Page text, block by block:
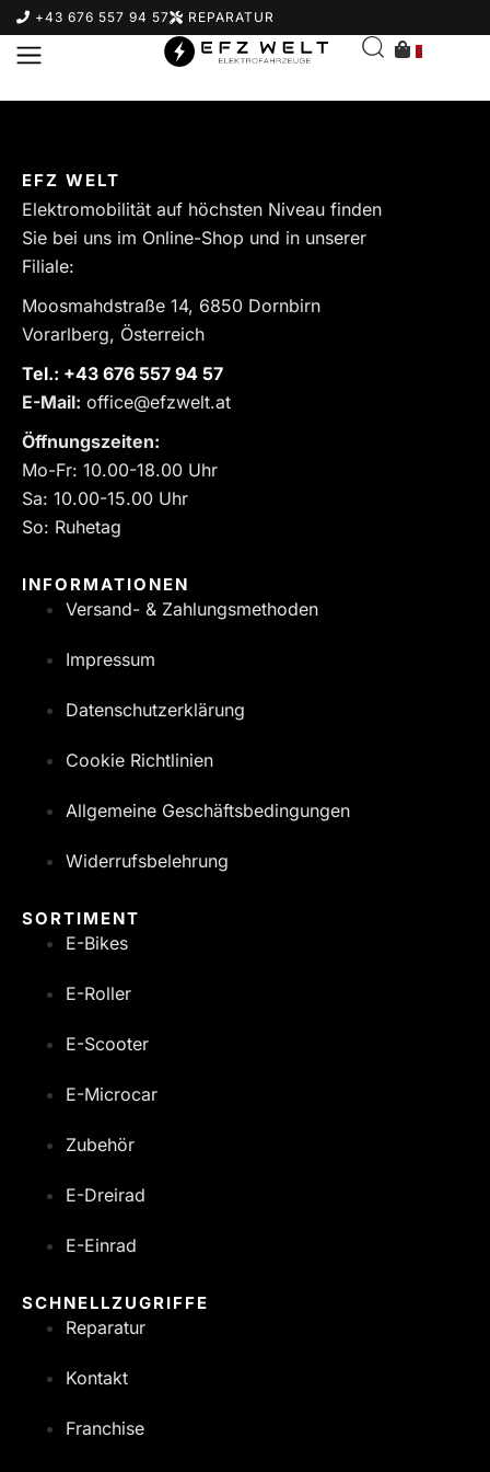
+43 676 557 94 57 REPARATUR
0
EFZ WELT
Elektromobilität auf höchsten Niveau finden
Sie bei uns im Online-Shop und in unserer
Filiale:
Moosmahdstraße 14, 6850 Dornbirn
Vorarlberg, Österreich
Tel.: ‎+43 676 557 94 57
E-Mail: office@efzwelt.at
Öffnungszeiten:
Mo-Fr: 10.00-18.00 Uhr
Sa: 10.00-15.00 Uhr
So: Ruhetag
INFORMATIONEN
Versand- & Zahlungsmethoden
Impressum
Datenschutzerklärung
Cookie Richtlinien
Allgemeine Geschäftsbedingungen
Widerrufsbelehrung
SORTIMENT
E-Bikes
E-Roller
E-Scooter
E-Microcar
Zubehör
E-Dreirad
E-Einrad
SCHNELLZUGRIFFE
Reparatur
Kontakt
Franchise